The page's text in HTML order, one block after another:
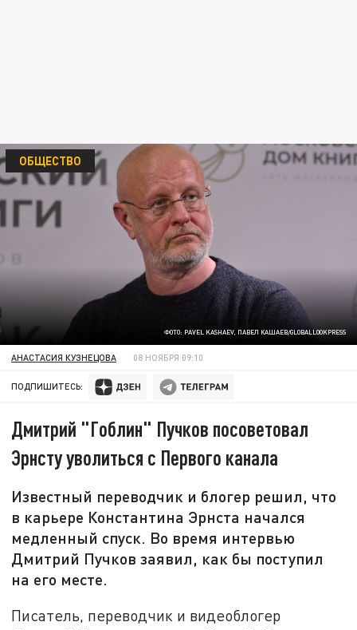
ФОТО: PAVEL KASHAEV, ПАВЕЛ КАШАЕВ/GLOBALLOOKPRESS
ОБЩЕСТВО
АНАСТАСИЯ КУЗНЕЦОВА 08 НОЯБРЯ 09:10
ПОДПИШИТЕСЬ:
Дмитрий "Гоблин" Пучков посоветовал
Эрнсту уволиться с Первого канала
Известный переводчик и блогер решил, что
в карьере Константина Эрнста начался
медленный спуск. Во время интервью
Дмитрий Пучков заявил, как бы поступил
на его месте.
Писатель, переводчик и видеоблогер